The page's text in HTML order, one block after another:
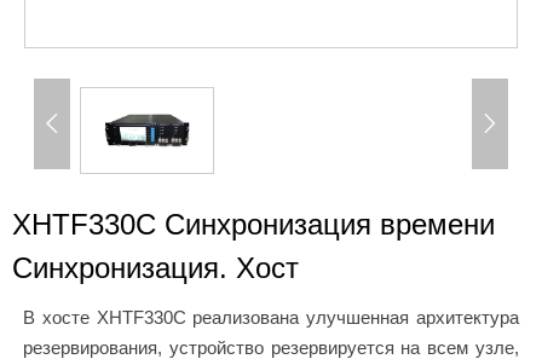
 
XHTF330C Синхронизация времени
Синхронизация. Хост
В хосте XHTF330C реализована улучшенная архитектура
резервирования, устройство резервируется на всем узле,